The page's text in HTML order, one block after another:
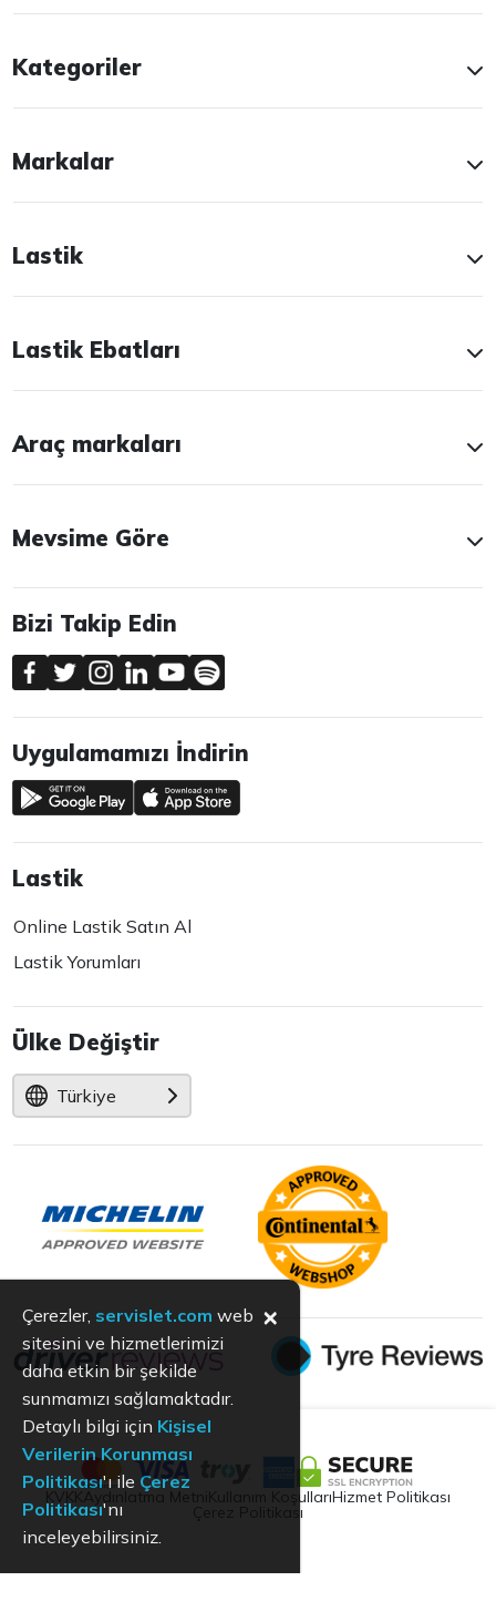
Kategoriler
Markalar
Lastik
Lastik Ebatları
Araç markaları
Mevsime Göre
Bizi Takip Edin
Uygulamamızı İndirin
Lastik
Online Lastik Satın Al
Lastik Yorumları
Ülke Değiştir
Türkiye
Aydınlatma Metni Kullanım KoşullarıHizmet Politikası
Çerez Politikası
Çerezler, servislet.com web
sitesini ve hizmetlerimizi
daha etkin bir şekilde
sunmamızı sağlamaktadır.
Detaylı bilgi için Kişisel
Verilerin Korunması
Politikası'ı ile Çerez
Politikası'nı
inceleyebilirsiniz.
×